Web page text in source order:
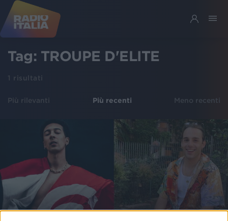
Tag: TROUPE D'ELITE
1 risultati
Più rilevanti Più recenti Meno recenti